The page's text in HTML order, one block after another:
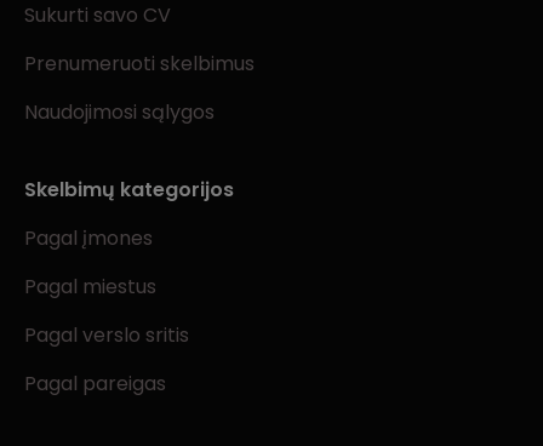
Sukurti savo CV
Prenumeruoti skelbimus
Naudojimosi sąlygos
Skelbimų kategorijos
Pagal įmones
Pagal miestus
Pagal verslo sritis
Pagal pareigas